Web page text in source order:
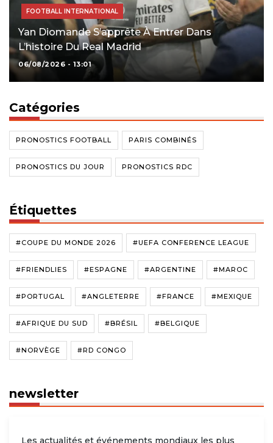
FOOTBALL INTERNATIONAL
Yan Diomande S’apprête À Entrer Dans
L’histoire Du Real Madrid
06/08/2026 - 13:01
Catégories
PRONOSTICS FOOTBALL PARIS COMBINÉS
PRONOSTICS DU JOUR PRONOSTICS RDC
Étiquettes
#COUPE DU MONDE 2026 #UEFA CONFERENCE LEAGUE
#FRIENDLIES #ESPAGNE #ARGENTINE #MAROC
#PORTUGAL #ANGLETERRE #FRANCE #MEXIQUE
#AFRIQUE DU SUD #BRÉSIL #BELGIQUE
#NORVÈGE #RD CONGO
newsletter
Les actualités et événements mondiaux les plus